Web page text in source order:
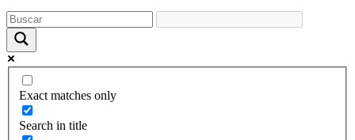
Exact matches only
Search in title